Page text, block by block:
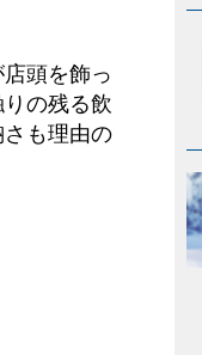
頭を飾っ
の残る飲
も理由の